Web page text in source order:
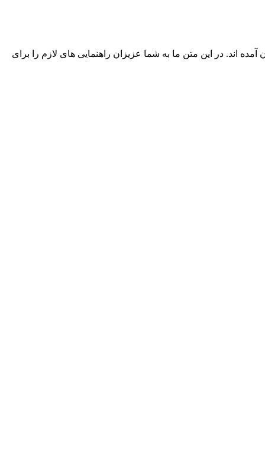
اند. در این متن ما به شما عزیزان راهنمایی های لازم را برای